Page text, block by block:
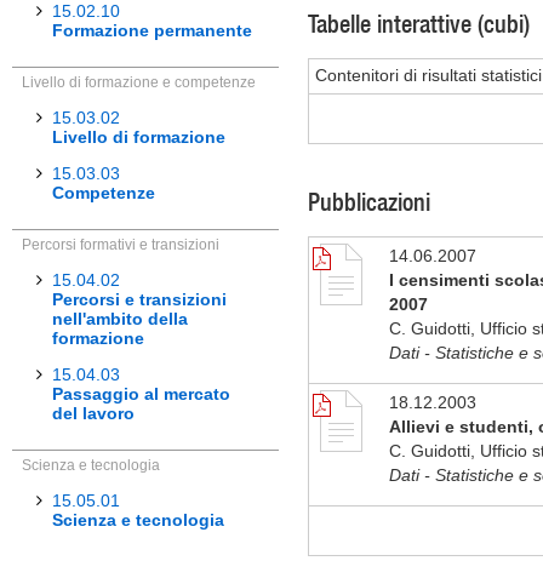
15.02.10
Formazione permanente
Livello di formazione e competenze
15.03.02
Livello di formazione
15.03.03
Competenze
Percorsi formativi e transizioni
15.04.02
Percorsi e transizioni
nell'ambito della
formazione
15.04.03
Passaggio al mercato
del lavoro
Scienza e tecnologia
15.05.01
Scienza e tecnologia
Tabelle interattive (cubi)
Contenitori di risultati
Pubblicazioni
14.06.2007
I censimenti
2007
C. Guidotti, Ufficio
Dati - Statistiche e
18.12.2003
Allievi e studenti,
C. Guidotti, Ufficio
Dati - Statistiche e